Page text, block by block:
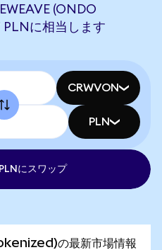
(ONDO
に相当します
CRWVON
PLN
にスワップ
の最新市場情報